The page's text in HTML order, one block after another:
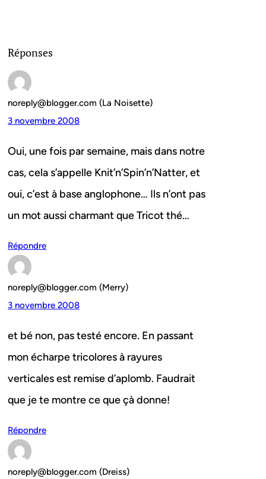
Réponses
noreply@blogger.com (La Noisette)
3 novembre 2008
Oui, une fois par semaine, mais dans notre
cas, cela s’appelle Knit’n’Spin’n’Natter, et
oui, c’est à base anglophone… Ils n’ont pas
un mot aussi charmant que Tricot thé…
Répondre
noreply@blogger.com (Merry)
3 novembre 2008
et bé non, pas testé encore. En passant
mon écharpe tricolores à rayures
verticales est remise d’aplomb. Faudrait
que je te montre ce que çà donne!
Répondre
noreply@blogger.com (Dreiss)